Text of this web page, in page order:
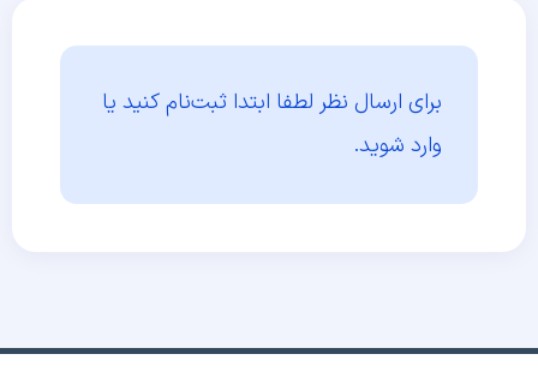
برای ارسال نظر لطفا ابتدا ثبت‌نام کنید یا
وارد شوید.